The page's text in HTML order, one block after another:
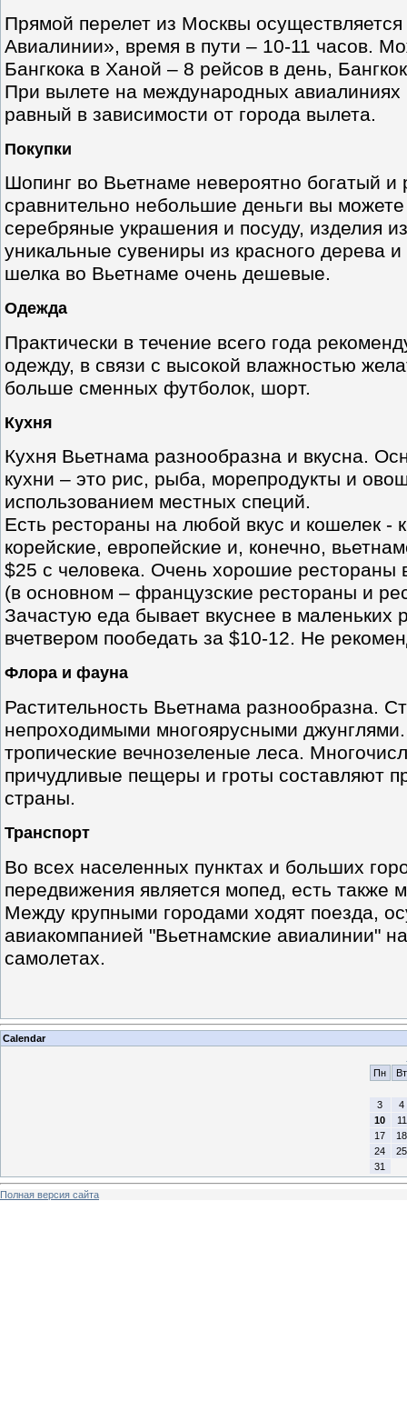
Прямой перелет из Москвы
Авиалинии», время в пути – 10-11 часов.
Бангкока в Ханой – 8 рейсов в день,
При вылете на международных авиалиниях
равный в зависимости от города вылета.
Покупки
Шопинг во Вьетнаме невероятно богатый
сравнительно небольшие деньги вы
серебряные украшения и посуду, изделия
уникальные сувениры из красного дерева
шелка во Вьетнаме очень дешевые.
Одежда
Практически в течение всего года
одежду, в связи с высокой влажностью
больше сменных футболок, шорт.
Кухня
Кухня Вьетнама разнообразна и вкусна.
кухни – это рис, рыба, морепродукты и
использованием местных специй.
Есть рестораны на любой вкус и кошелек -
корейские, европейские и, конечно,
$25 с человека. Очень хорошие рестораны
(в основном – французские рестораны и
Зачастую еда бывает вкуснее в маленьких
вчетвером пообедать за $10-12. Не
Флора и фауна
Растительность Вьетнама разнообразна.
непроходимыми многоярусными
тропические вечнозеленые леса.
причудливые пещеры и гроты составляют
страны.
Транспорт
Во всех населенных пунктах и больших
передвижения является мопед, есть
Между крупными городами ходят поезда,
авиакомпанией "Вьетнамские авиалинии"
самолетах.
Calendar
Пн
Вт
3
4
10
11
17
18
24
25
31
Полная версия сайта